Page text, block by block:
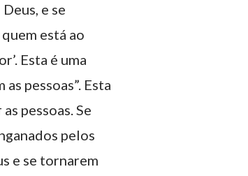
e se
está ao
Esta é uma
pessoas”. Esta
pessoas. Se
pelos
e se tornarem